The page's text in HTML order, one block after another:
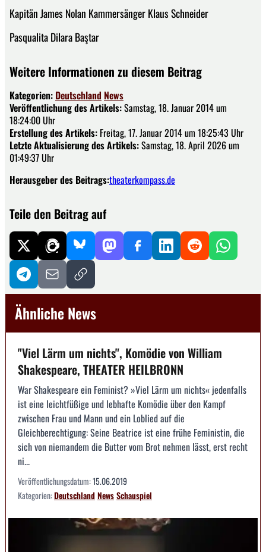
Kapitän James Nolan Kammersänger Klaus Schneider
Pasqualita Dilara Baştar
Weitere Informationen zu diesem Beitrag
Kategorien: Deutschland News
Veröffentlichung des Artikels:Samstag, 18. Januar 2014 um
18:24:00 Uhr
Erstellung des Artikels: Freitag, 17. Januar 2014 um 18:25:43 Uhr
Letzte Aktualisierung des Artikels:Samstag, 18. April 2026 um
01:49:37 Uhr
Herausgeber des Beitrags:theaterkompass.de
Teile den Beitrag auf
Ähnliche News
"Viel Lärm um nichts", Komödie von William
Shakespeare, THEATER HEILBRONN
War Shakespeare ein Feminist? »Viel Lärm um nichts« jedenfalls
ist eine leichtfüßige und lebhafte Komödie über den Kampf
zwischen Frau und Mann und ein Loblied auf die
Gleichberechtigung: Seine Beatrice ist eine frühe Feministin, die
sich von niemandem die Butter vom Brot nehmen lässt, erst recht
ni...
Veröffentlichungsdatum:15.06.2019
Kategorien:DeutschlandNewsSchauspiel